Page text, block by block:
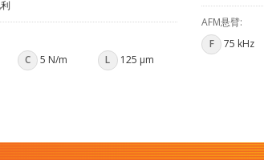
C 5 N/m L 125 µm
AFM悬臂:
F
75 kHz